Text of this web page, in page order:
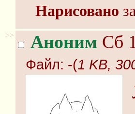
Нарисовано
>> Аноним Сб
Файл: -(1 KB,